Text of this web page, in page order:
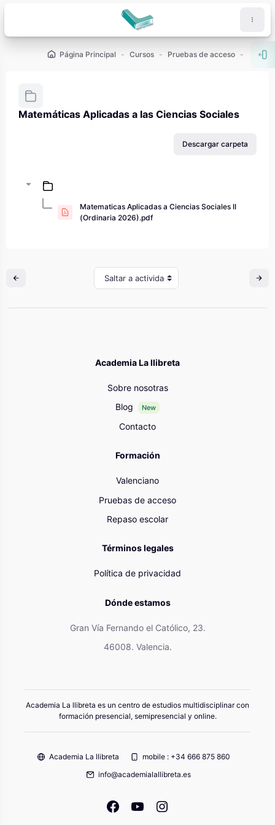
Página Principal Cursos Pruebas de acceso PAU -
Matemáticas Aplicadas a las Ciencias Sociales
Descargar carpeta
Matematicas Aplicadas a Ciencias Sociales II
(Ordinaria 2026).pdf
Saltar a actividad
Academia La llibreta
Sobre nosotras
Blog
New
Contacto
Formación
Valenciano
Pruebas de acceso
Repaso escolar
Términos legales
Política de privacidad
Dónde estamos
Gran Vía Fernando el Católico, 23.
46008. Valencia.
Academia La llibreta es un centro de estudios multidisciplinar con
formación presencial, semipresencial y online.
Academia La llibreta
mobile : +34 666 875 860
info@academialallibreta.es